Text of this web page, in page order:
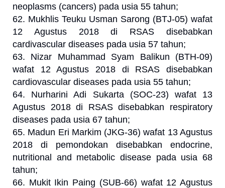
neoplasms (cancers) pada usia 55 tahun;
62. Mukhlis Teuku Usman Sarong (BTJ-05) wafat
12 Agustus 2018 di RSAS disebabkan
cardivascular diseases pada usia 57 tahun;
63. Nizar Muhammad Syam Balikun (BTH-09)
wafat 12 Agustus 2018 di RSAS disebabkan
cardiovascular diseases pada usia 55 tahun;
64. Nurharini Adi Sukarta (SOC-23) wafat 13
Agustus 2018 di RSAS disebabkan respiratory
diseases pada usia 67 tahun;
65. Madun Eri Markim (JKG-36) wafat 13 Agustus
2018 di pemondokan disebabkan endocrine,
nutritional and metabolic disease pada usia 68
tahun;
66. Mukit Ikin Paing (SUB-66) wafat 12 Agustus